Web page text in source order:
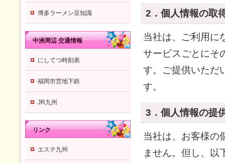
2．個人情報の取
当社は、ご利用に
サービスごとにそ
す。ご提供いただ
す。
3．個人情報の提
当社は、お客様の
ません。但し、以
博多ラーメン豆知識
中洲周辺 交通情報
にしてつ時刻表
福岡市営地下鉄
JR九州
リンク
エステ九州